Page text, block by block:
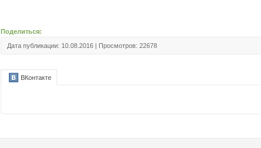
Поделиться:
Дата публикации: 10.08.2016 | Просмотров: 22678
ВКонтакте